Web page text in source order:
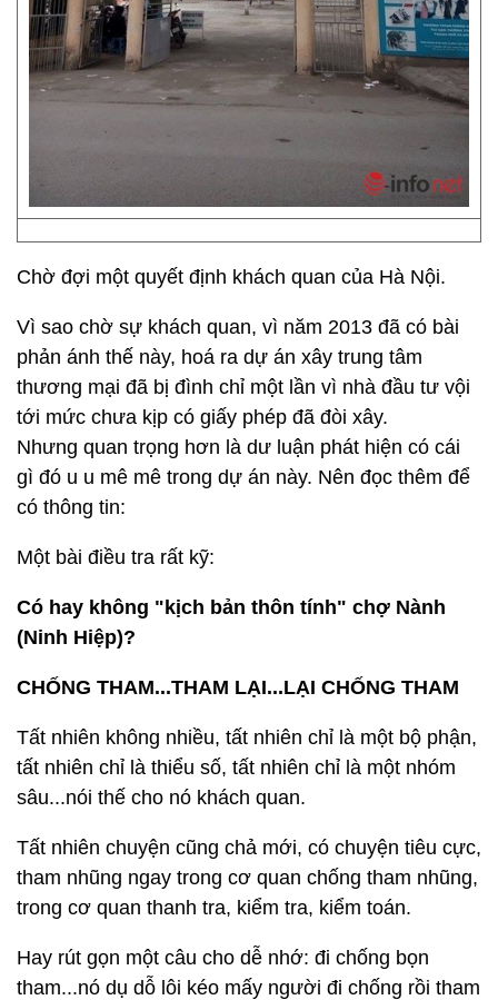
Chờ đợi một quyết định khách quan của Hà Nội.
Vì sao chờ sự khách quan, vì năm 2013 đã có bài
phản ánh thế này, hoá ra dự án xây trung tâm
thương mại đã bị đình chỉ một lần vì nhà đầu tư vội
tới mức chưa kịp có giấy phép đã đòi xây.
Nhưng quan trọng hơn là dư luận phát hiện có cái
gì đó u u mê mê trong dự án này. Nên đọc thêm để
có thông tin:
Một bài điều tra rất kỹ:
Có hay không "kịch bản thôn tính" chợ Nành
(Ninh Hiệp)?
CHỐNG THAM...THAM LẠI...LẠI CHỐNG THAM
Tất nhiên không nhiều, tất nhiên chỉ là một bộ phận,
tất nhiên chỉ là thiểu số, tất nhiên chỉ là một nhóm
sâu...nói thế cho nó khách quan.
Tất nhiên chuyện cũng chả mới, có chuyện tiêu cực,
tham nhũng ngay trong cơ quan chống tham nhũng,
trong cơ quan thanh tra, kiểm tra, kiểm toán.
Hay rút gọn một câu cho dễ nhớ: đi chống bọn
tham...nó dụ dỗ lôi kéo mấy người đi chống rồi tham